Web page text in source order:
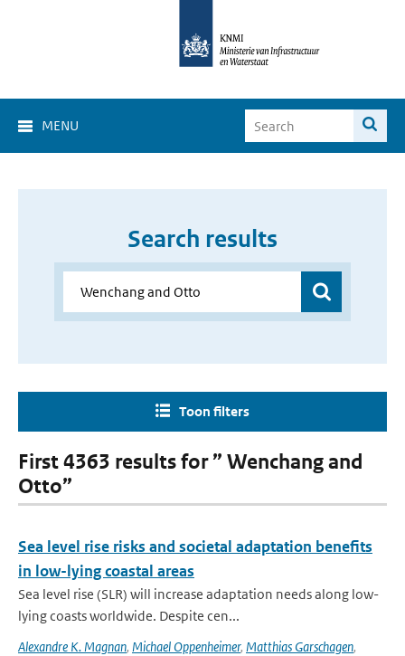
MENU
Search results
Toon filters
First 4363 results for ” Wenchang and
Otto”
Sea level rise risks and societal adaptation benefits
in low-lying coastal areas
Sea level rise (SLR) will increase adaptation needs along low-
lying coasts worldwide. Despite cen...
Alexandre K. Magnan, Michael Oppenheimer, Matthias Garschagen,